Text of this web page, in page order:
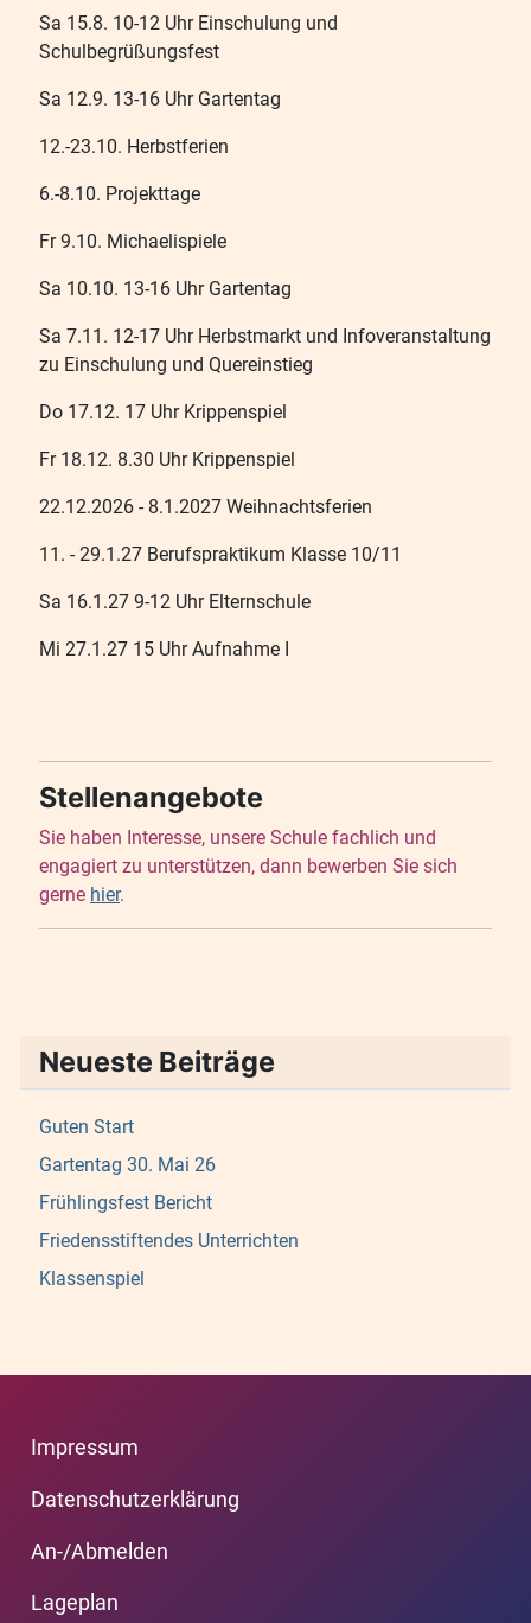
Sa 15.8. 10-12 Uhr Einschulung und
Schulbegrüßungsfest
Sa 12.9. 13-16 Uhr Gartentag
12.-23.10. Herbstferien
6.-8.10. Projekttage
Fr 9.10. Michaelispiele
Sa 10.10. 13-16 Uhr Gartentag
Sa 7.11. 12-17 Uhr Herbstmarkt und Infoveranstaltung
zu Einschulung und Quereinstieg
Do 17.12. 17 Uhr Krippenspiel
Fr 18.12. 8.30 Uhr Krippenspiel
22.12.2026 - 8.1.2027 Weihnachtsferien
11. - 29.1.27 Berufspraktikum Klasse 10/11
Sa 16.1.27 9-12 Uhr Elternschule
Mi 27.1.27 15 Uhr Aufnahme I
Stellenangebote
Sie haben Interesse, unsere Schule fachlich und
engagiert zu unterstützen, dann bewerben Sie sich
gerne hier.
Neueste Beiträge
Guten Start
Gartentag 30. Mai 26
Frühlingsfest Bericht
Friedensstiftendes Unterrichten
Klassenspiel
Impressum
Datenschutzerklärung
An-/Abmelden
Lageplan